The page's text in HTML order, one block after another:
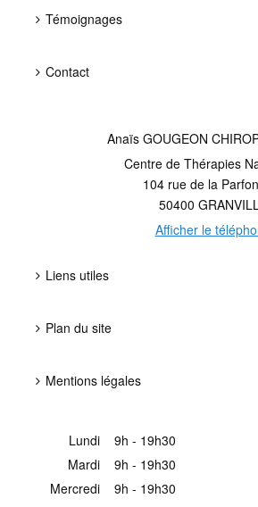
Témoignages
Contact
Anaïs GOUGEON
Centre de Thérapies
104 rue de la
50400
Afficher le
Liens utiles
Plan du site
Mentions légales
Lundi
9h - 19h30
Mardi
9h - 19h30
Mercredi
9h - 19h30